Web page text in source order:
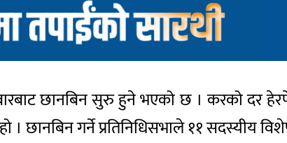
छानबिन सुरु हुने भएको छ । करको दर
। छानबिन गर्ने प्रतिनिधिसभाले ११ सदस्यीय